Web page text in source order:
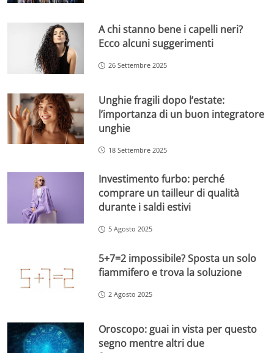
A chi stanno bene i capelli neri?
Ecco alcuni suggerimenti
26 Settembre 2025
Unghie fragili dopo l’estate:
l’importanza di un buon integratore
unghie
18 Settembre 2025
Investimento furbo: perché
comprare un tailleur di qualità
durante i saldi estivi
5 Agosto 2025
5+7=2 impossibile? Sposta un solo
fiammifero e trova la soluzione
2 Agosto 2025
Oroscopo: guai in vista per questo
segno mentre altri due